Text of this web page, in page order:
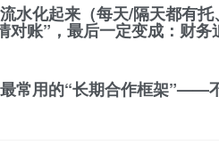
水化起来（每天/隔天都有
对账”，最后一定变成：财务
常用的“长期合作框架”——